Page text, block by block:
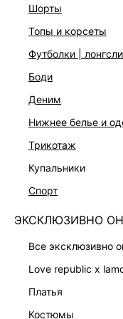
шорты
топы и корсеты
футболки |
боди
деним
нижнее белье и
трикотаж
купальники
спорт
ЭКСКЛЮЗИВНО
все эксклюзивно
love republic x
платья
костюмы
стандартному размеру
ДОСТАВКА И
Подробные
в
КАТАЛОГ
КОМПАНИЯ